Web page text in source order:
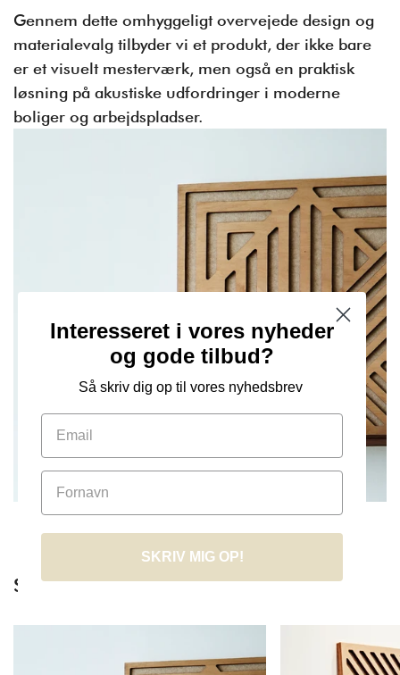
Gennem dette omhyggeligt overvejede design og
materialevalg tilbyder vi et produkt, der ikke bare
er et visuelt mesterværk, men også en praktisk
løsning på akustiske udfordringer i moderne
boliger og arbejdspladser.
Shop efter serieAthenae
Interesseret i vores nyheder
og gode tilbud?
Så skriv dig op til vores nyhedsbrev
SKRIV MIG OP!